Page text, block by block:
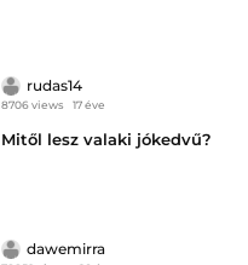
rudas14
8706 views 17 éve
Mitől lesz valaki jókedvű?
dawemirra